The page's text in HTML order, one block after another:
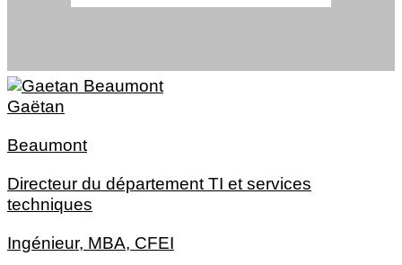
Gaëtan
Beaumont
Directeur du département TI et services
techniques
Ingénieur, MBA, CFEI